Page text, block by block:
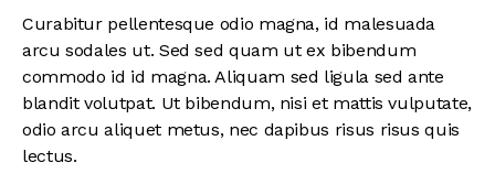
Curabitur pellentesque odio magna, id malesuada
arcu sodales ut. Sed sed quam ut ex bibendum
commodo id id magna. Aliquam sed ligula sed ante
blandit volutpat. Ut bibendum, nisi et mattis vulputate,
odio arcu aliquet metus, nec dapibus risus risus quis
lectus.